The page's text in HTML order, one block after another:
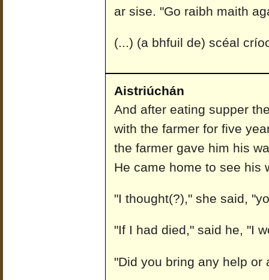
ar sise. "Go raibh maith
(...) (a bhfuil de) scéal
Aistriúchán
And after eating supper
with the farmer for five
the farmer gave him his
He came home to see his
"I thought(?)," she said,
"If I had died," said he, "I
"Did you bring any help